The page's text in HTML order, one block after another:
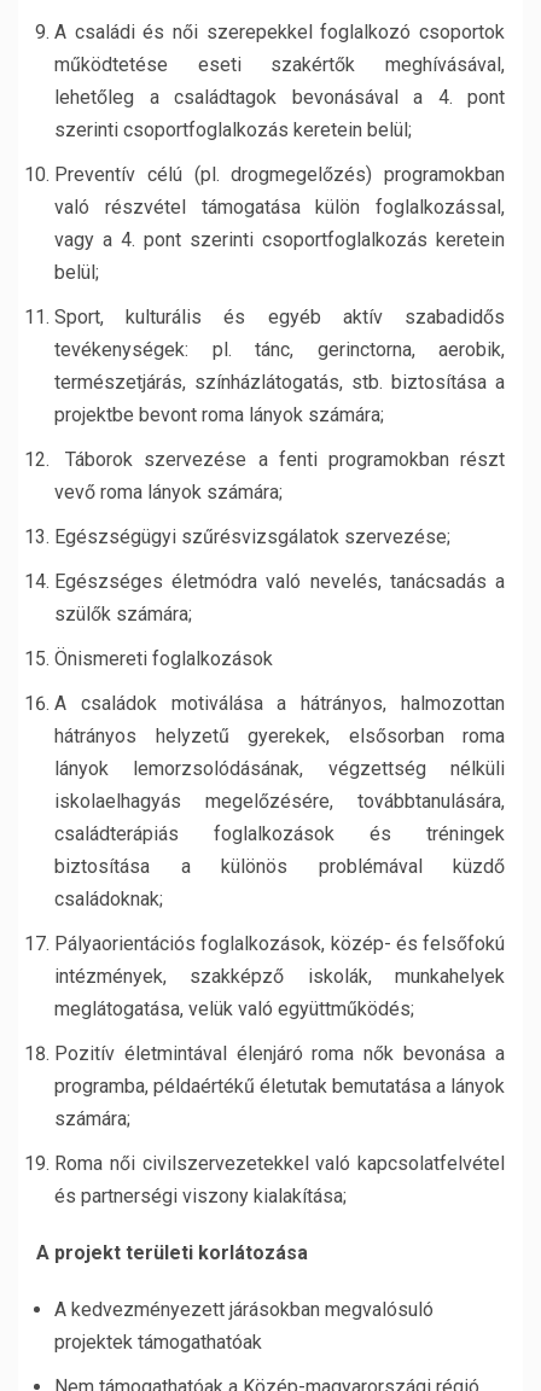
A családi és női szerepekkel foglalkozó csoportok
működtetése eseti szakértők meghívásával,
lehetőleg a családtagok bevonásával a 4. pont
szerinti csoportfoglalkozás keretein belül;
Preventív célú (pl. drogmegelőzés) programokban
való részvétel támogatása külön foglalkozással,
vagy a 4. pont szerinti csoportfoglalkozás keretein
belül;
Sport, kulturális és egyéb aktív szabadidős
tevékenységek: pl. tánc, gerinctorna, aerobik,
természetjárás, színházlátogatás, stb. biztosítása a
projektbe bevont roma lányok számára;
Táborok szervezése a fenti programokban részt
vevő roma lányok számára;
Egészségügyi szűrésvizsgálatok szervezése;
Egészséges életmódra való nevelés, tanácsadás a
szülők számára;
Önismereti foglalkozások
A családok motiválása a hátrányos, halmozottan
hátrányos helyzetű gyerekek, elsősorban roma
lányok lemorzsolódásának, végzettség nélküli
iskolaelhagyás megelőzésére, továbbtanulására,
családterápiás foglalkozások és tréningek
biztosítása a különös problémával küzdő
családoknak;
Pályaorientációs foglalkozások, közép- és felsőfokú
intézmények, szakképző iskolák, munkahelyek
meglátogatása, velük való együttműködés;
Pozitív életmintával élenjáró roma nők bevonása a
programba, példaértékű életutak bemutatása a lányok
számára;
Roma női civilszervezetekkel való kapcsolatfelvétel
és partnerségi viszony kialakítása;
A projekt területi korlátozása
A kedvezményezett járásokban megvalósuló
projektek támogathatóak